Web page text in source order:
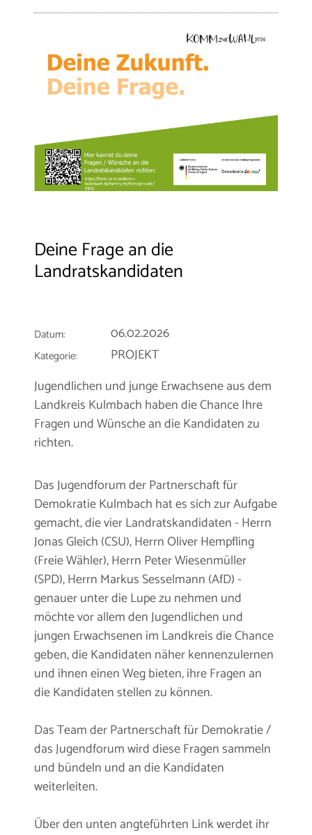
Deine Frage an die
Landratskandidaten
Datum: 06.02.2026
Kategorie:
PROJEKT
Jugendlichen und junge Erwachsene aus dem
Landkreis Kulmbach haben die Chance Ihre
Fragen und Wünsche an die Kandidaten zu
richten.
Das Jugendforum der Partnerschaft für
Demokratie Kulmbach hat es sich zur Aufgabe
gemacht, die vier Landratskandidaten - Herrn
Jonas Gleich (CSU), Herrn Oliver Hempfling
(Freie Wähler), Herrn Peter Wiesenmüller
(SPD), Herrn Markus Sesselmann (AfD) -
genauer unter die Lupe zu nehmen und
möchte vor allem den Jugendlichen und
jungen Erwachsenen im Landkreis die Chance
geben, die Kandidaten näher kennenzulernen
und ihnen einen Weg bieten, ihre Fragen an
die Kandidaten stellen zu können.
Das Team der Partnerschaft für Demokratie /
das Jugendforum wird diese Fragen sammeln
und bündeln und an die Kandidaten
weiterleiten.
Über den unten angteführten Link werdet ihr